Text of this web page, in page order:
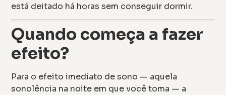
está deitado há horas sem conseguir dormir.
Quando começa a fazer
efeito?
Para o efeito imediato de sono — aquela
sonolência na noite em que você toma — a